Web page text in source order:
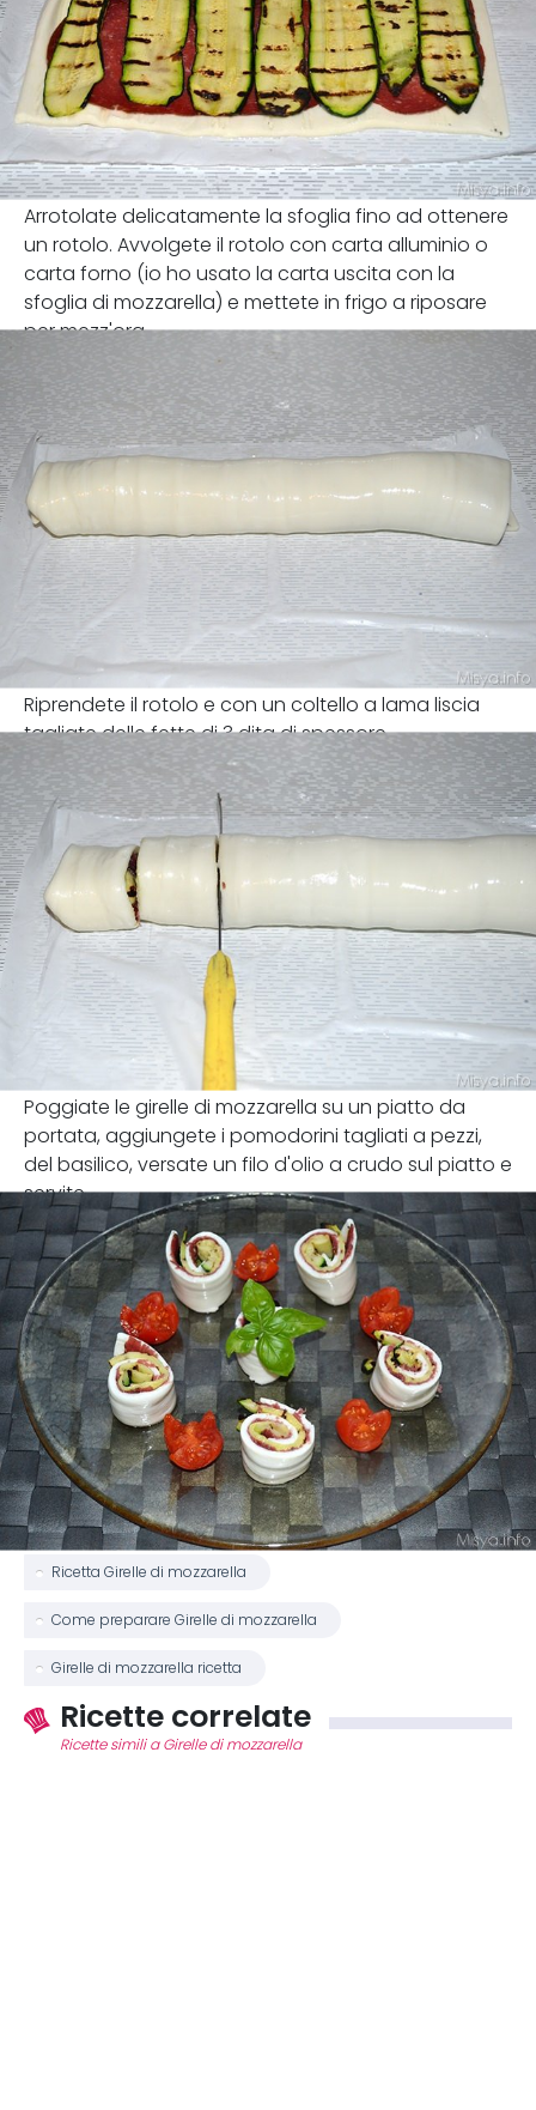
Arrotolate delicatamente la sfoglia fino ad ottenere
un rotolo. Avvolgete il rotolo con carta alluminio o
carta forno (io ho usato la carta uscita con la
sfoglia di mozzarella) e mettete in frigo a riposare
per mezz'ora.
Riprendete il rotolo e con un coltello a lama liscia
tagliate delle fette di 3 dita di spessore.
Poggiate le girelle di mozzarella su un piatto da
portata, aggiungete i pomodorini tagliati a pezzi,
del basilico, versate un filo d'olio a crudo sul piatto e
servite.
Ricetta Girelle di mozzarella
Come preparare Girelle di mozzarella
Girelle di mozzarella ricetta
Ricette correlate
Ricette simili a Girelle di mozzarella